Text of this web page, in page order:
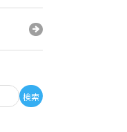
検索